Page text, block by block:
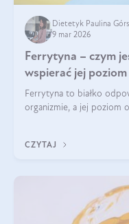
Dietetyk Paulina
9 mar 2026
Ferrytyna – czym
wspierać jej
Ferrytyna to białko
organizmie, a jej poziom
funkcjonowanie (
CZYTAJ